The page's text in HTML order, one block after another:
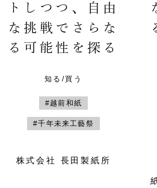
トしつつ、自由
な挑戦でさらな
る可能性を探る
知る/買う
#越前和紙
#千年未来工藝祭
株式会社 長田製紙所